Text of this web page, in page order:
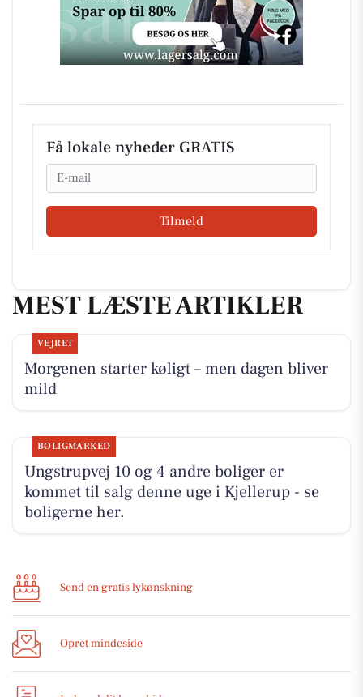
Få lokale nyheder GRATIS
Email
Tilmeld
MEST LÆSTE ARTIKLER
VEJRET
Morgenen starter køligt – men dagen bliver
mild
BOLIGMARKED
Ungstrupvej 10 og 4 andre boliger er
kommet til salg denne uge i Kjellerup - se
boligerne her.
Send en gratis lykønskning
Opret mindeside